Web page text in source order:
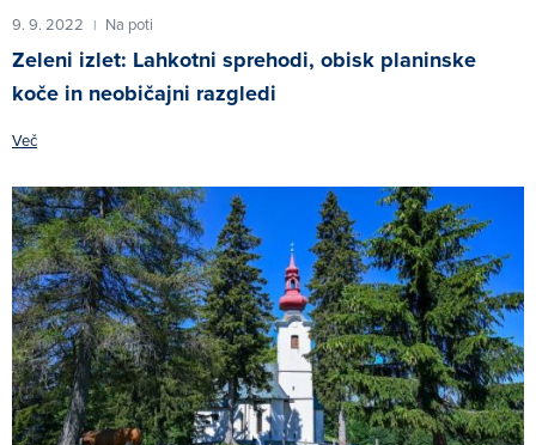
9. 9. 2022 | Na poti
Zeleni izlet: Lahkotni sprehodi, obisk planinske
koče in neobičajni razgledi
Več